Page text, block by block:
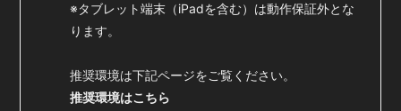
※タブレット端末（iPadを含む）は動作保証外とな
ります。
推奨環境は下記ページをご覧ください。
推奨環境はこちら